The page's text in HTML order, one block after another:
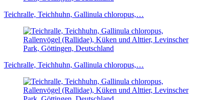
Teichralle, Teichhuhn, Gallinula chloropus,…
Teichralle, Teichhuhn, Gallinula chloropus,…